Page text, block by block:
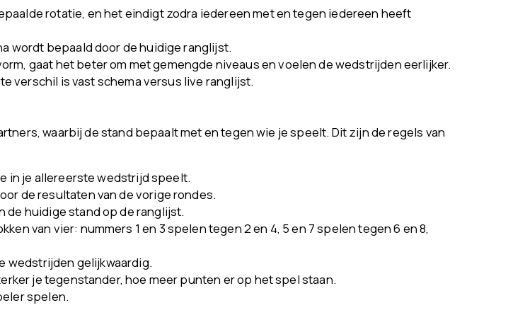
rotatie, en het eindigt zodra iedereen met en tegen iedereen heeft
wordt bepaald door de huidige ranglijst.
gaat het beter om met gemengde niveaus en voelen de wedstrijden eerlijker.
verschil is vast schema versus live ranglijst.
waarbij de stand bepaalt met en tegen wie je speelt. Dit zijn de regels van
in je allereerste wedstrijd speelt.
de resultaten van de vorige rondes.
de huidige stand op de ranglijst.
van vier: nummers 1 en 3 spelen tegen 2 en 4, 5 en 7 spelen tegen 6 en 8,
wedstrijden gelijkwaardig.
je tegenstander, hoe meer punten er op het spel staan.
spelen.